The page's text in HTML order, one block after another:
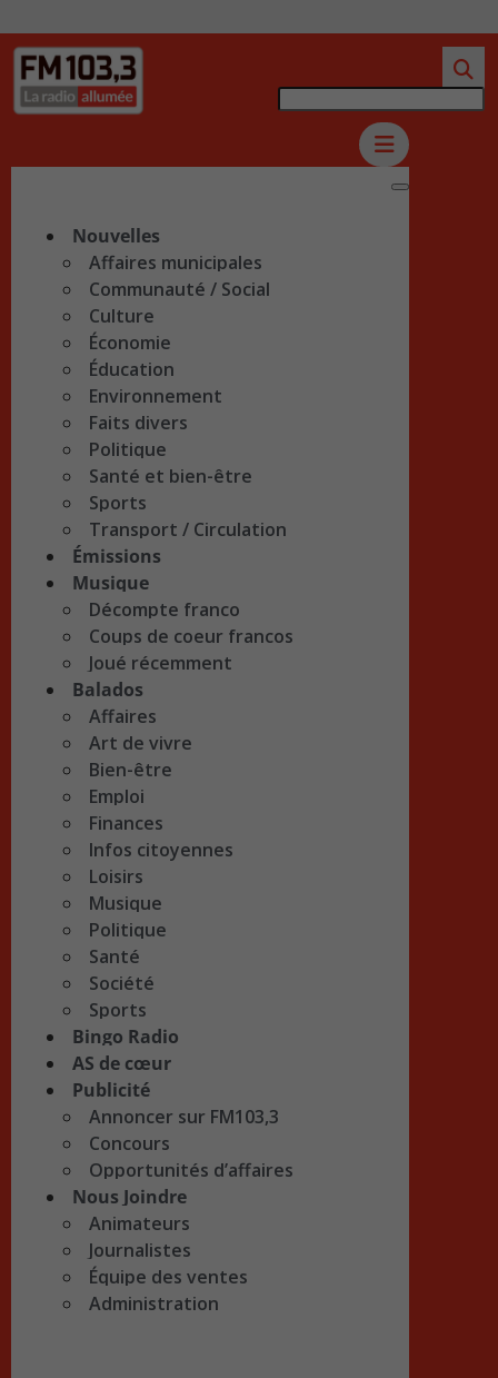
Nouvelles
Affaires municipales
Communauté / Social
Culture
Économie
Éducation
Environnement
Faits divers
Politique
Santé et bien-être
Sports
Transport / Circulation
Émissions
Musique
Décompte franco
Coups de coeur francos
Joué récemment
Balados
Affaires
Art de vivre
Bien-être
Emploi
Finances
Infos citoyennes
Loisirs
Musique
Politique
Santé
Société
Sports
Bingo Radio
AS de cœur
Publicité
Annoncer sur FM103,3
Concours
Opportunités d’affaires
Nous Joindre
Animateurs
Journalistes
Équipe des ventes
Administration